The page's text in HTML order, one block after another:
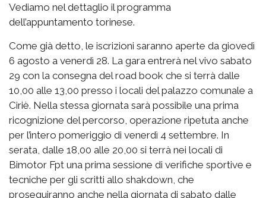
Vediamo nel dettaglio il programma
dell’appuntamento torinese.
Come già detto, le iscrizioni saranno aperte da giovedì
6 agosto a venerdì 28. La gara entrerà nel vivo sabato
29 con la consegna del road book che si terrà dalle
10,00 alle 13,00 presso i locali del palazzo comunale a
Ciriè. Nella stessa giornata sarà possibile una prima
ricognizione del percorso, operazione ripetuta anche
per l’intero pomeriggio di venerdì 4 settembre. In
serata, dalle 18,00 alle 20,00 si terrà nei locali di
Bimotor Fpt una prima sessione di verifiche sportive e
tecniche per gli scritti allo shakdown, che
proseguiranno anche nella giornata di sabato dalle